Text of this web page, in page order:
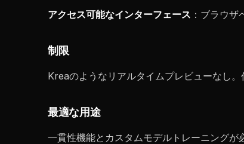
アクセス可能なインターフェース ：ブラウザ
制限
Kreaのようなリアルタイムプレビューなし。
最適な用途
一貫性機能とカスタムモデルトレーニングが